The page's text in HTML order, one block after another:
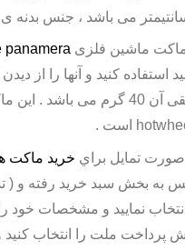
ماکت ماشین فلزی panamera
استفاده کنید و آنها را
بسته بندی می باشد ، این ماکت ساخت کشور مالزی و محصولی از برند
است .
تمايل براي خريد ماکت
به بخش سبد خريد رفته و (
نماييد و مشخصات خود
پرداخت ملت را انتخاب